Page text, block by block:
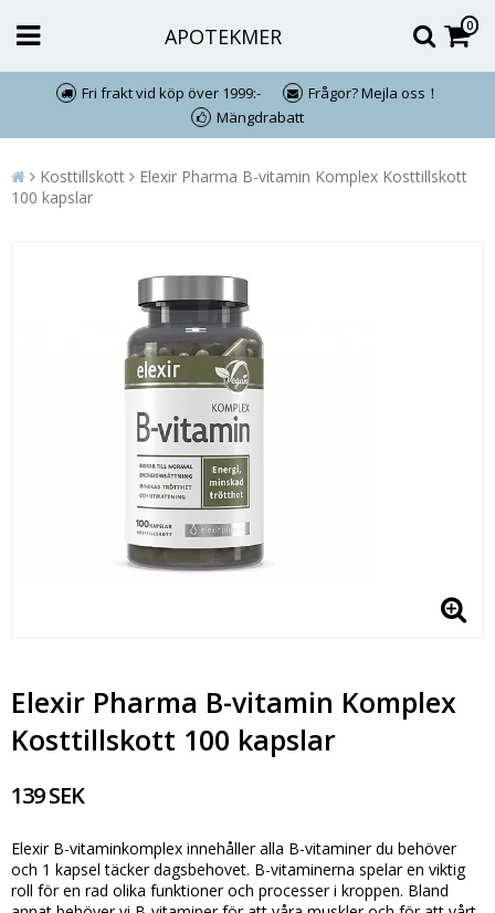
APOTEKMER 0
Fri frakt vid köp över 1999:-
Frågor? Mejla oss！
Mängdrabatt
Kosttillskott
Elexir Pharma B-vitamin Komplex Kosttillskott
100 kapslar
Elexir Pharma B-vitamin Komplex
Kosttillskott 100 kapslar
139 SEK
Elexir B-vitaminkomplex innehåller alla B-vitaminer du behöver
och 1 kapsel täcker dagsbehovet. B-vitaminerna spelar en viktig
roll för en rad olika funktioner och processer i kroppen. Bland